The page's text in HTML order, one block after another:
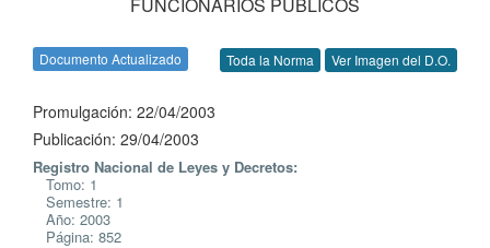
Documento Actualizado Toda la Norma Ver Imagen del D.O.
Promulgación: 22/04/2003
Publicación: 29/04/2003
Registro Nacional de Leyes y Decretos:
Tomo: 1
Semestre: 1
Año: 2003
Página: 852